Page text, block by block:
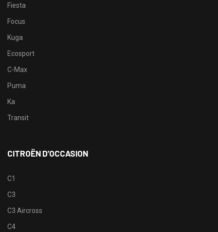
Fiesta
Focus
Kuga
Ecosport
C-Max
Puma
Ka
Transit
CITROËN D’OCCASION
C1
C3
C3 Aircross
C4